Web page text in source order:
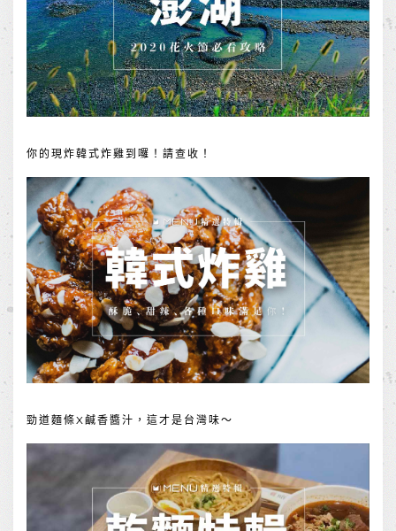
你的現炸韓式炸雞到囉！請查收！
勁道麵條X鹹香醬汁，這才是台灣味～